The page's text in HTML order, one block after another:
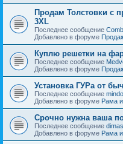
Продам Толстовки с
3XL
Последнее сообщение
Добавлено в форуме
Куплю решетки на
Последнее сообщение
Добавлено в форуме
Установка ГУРа от
Последнее сообщение
Добавлено в форуме Рама
Срочно нужна ваша
Последнее сообщение
Добавлено в форуме Рама